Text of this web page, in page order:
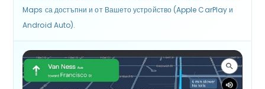
Maps са достъпни и от Вашето устройство (Apple CarPlay и
Android Auto).